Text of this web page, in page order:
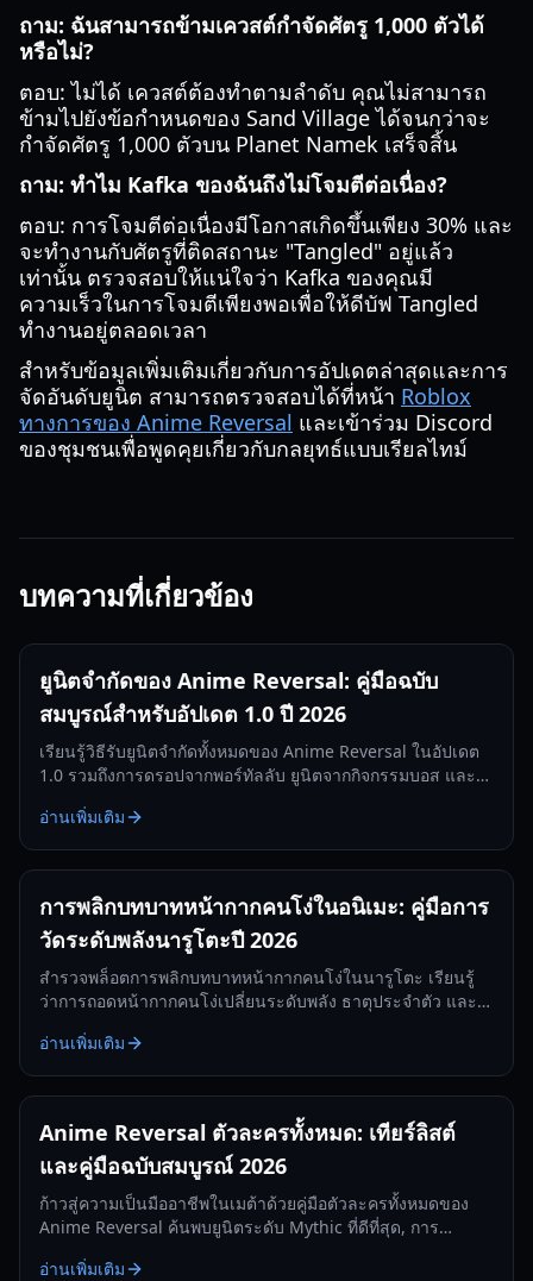
ถาม: ฉันสามารถข้ามเควสต์กำจัดศัตรู 1,000 ตัวได้
หรือไม่?
ตอบ: ไม่ได้ เควสต์ต้องทำตามลำดับ คุณไม่สามารถ
ข้ามไปยังข้อกำหนดของ Sand Village ได้จนกว่าจะ
กำจัดศัตรู 1,000 ตัวบน Planet Namek เสร็จสิ้น
ถาม: ทำไม Kafka ของฉันถึงไม่โจมตีต่อเนื่อง?
ตอบ: การโจมตีต่อเนื่องมีโอกาสเกิดขึ้นเพียง 30% และ
จะทำงานกับศัตรูที่ติดสถานะ "Tangled" อยู่แล้ว
เท่านั้น ตรวจสอบให้แน่ใจว่า Kafka ของคุณมี
ความเร็วในการโจมตีเพียงพอเพื่อให้ดีบัฟ Tangled
ทำงานอยู่ตลอดเวลา
สำหรับข้อมูลเพิ่มเติมเกี่ยวกับการอัปเดตล่าสุดและการ
จัดอันดับยูนิต สามารถตรวจสอบได้ที่หน้า Roblox
ทางการของ Anime Reversal และเข้าร่วม Discord
ของชุมชนเพื่อพูดคุยเกี่ยวกับกลยุทธ์แบบเรียลไทม์
บทความที่เกี่ยวข้อง
ยูนิตจำกัดของ Anime Reversal: คู่มือฉบับ
สมบูรณ์สำหรับอัปเดต 1.0 ปี 2026
เรียนรู้วิธีรับยูนิตจำกัดทั้งหมดของ Anime Reversal ในอัปเดต
1.0 รวมถึงการดรอปจากพอร์ทัลลับ ยูนิตจากกิจกรรมบอส และ
อ่านเพิ่มเติม
การพลิกบทบาทหน้ากากคนโง่ในอนิเมะ: คู่มือการ
วัดระดับพลังนารูโตะปี 2026
สำรวจพล็อตการพลิกบทบาทหน้ากากคนโง่ในนารูโตะ เรียนรู้
ว่าการถอดหน้ากากคนโง่เปลี่ยนระดับพลัง ธาตุประจำตัว และ
อ่านเพิ่มเติม
Anime Reversal ตัวละครทั้งหมด: เทียร์ลิสต์
และคู่มือฉบับสมบูรณ์ 2026
ก้าวสู่ความเป็นมืออาชีพในเมต้าด้วยคู่มือตัวละครทั้งหมดของ
Anime Reversal ค้นพบยูนิตระดับ Mythic ที่ดีที่สุด, การ
อ่านเพิ่มเติม